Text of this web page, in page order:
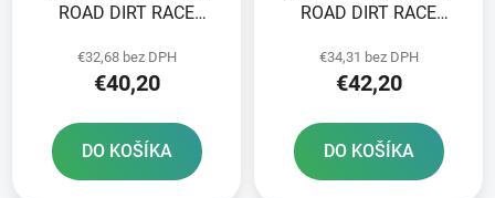
ROAD DIRT RACE
ks v balení
€32,68 bez DPH
€40,20
DO KOŠÍKA
ROAD DIRT RACE
ks v balení
€34,31 bez DPH
€42,20
DO KOŠÍKA